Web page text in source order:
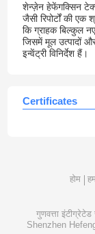
शेन्ज़ेन हेफेंगक्सिन
जैसी रिपोर्टों की
कि ग्राहक बिल्कुल
जिसमें मूल उत्पादों
इन्वेंट्री विनिर्देश हैं।
Certificates
होम
गुणवत्ता
Shenzhen